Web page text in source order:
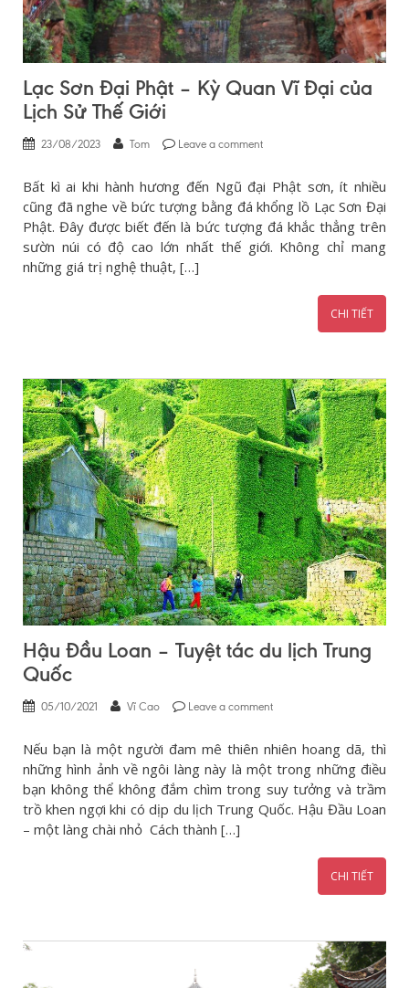
Lạc Sơn Đại Phật – Kỳ Quan Vĩ Đại của
Lịch Sử Thế Giới
23/08/2023 Tom Leave a comment
Bất kì ai khi hành hương đến Ngũ đại Phật sơn, ít nhiều
cũng đã nghe về bức tượng bằng đá khổng lồ Lạc Sơn Đại
Phật. Đây được biết đến là bức tượng đá khắc thẳng trên
sườn núi có độ cao lớn nhất thế giới. Không chỉ mang
những giá trị nghệ thuật, […]
CHI TIẾT
Hậu Đầu Loan – Tuyệt tác du lịch Trung
Quốc
05/10/2021 Vĩ Cao Leave a comment
Nếu bạn là một người đam mê thiên nhiên hoang dã, thì
những hình ảnh về ngôi làng này là một trong những điều
bạn không thể không đắm chìm trong suy tưởng và trầm
trồ khen ngợi khi có dịp du lịch Trung Quốc. Hậu Đầu Loan
– một làng chài nhỏ Cách thành […]
CHI TIẾT